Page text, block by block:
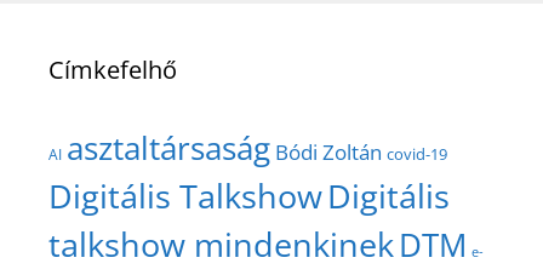
Címkefelhő
AI asztaltársaság Bódi Zoltán covid-19
Digitális TalkshowDigitális
talkshow mindenkinekDTM e-